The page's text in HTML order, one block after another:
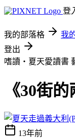
登
我的部落格 我
登出
嗜讀‧夏天愛讀書
《30街
13年前